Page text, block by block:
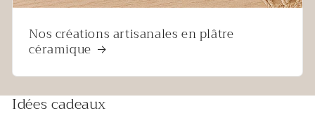
Nos créations artisanales en plâtre
céramique
Idées cadeaux